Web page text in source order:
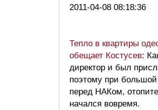
2011-04-08 08:18:36
Тепло в квартиры
обещает Костусев:
директор и был
поэтому при
перед НАКом,
начался вовремя.